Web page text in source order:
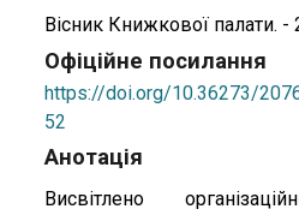
Вісник Книжкової палати.
Офіційне посилання
https://doi.org/10.36273/
52
Анотація
Висвітлено